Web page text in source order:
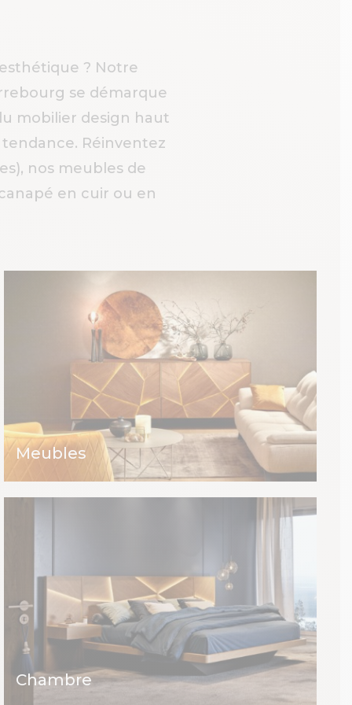
? Notre
se démarque
mobilier design haut
Réinventez
nos meubles de
en cuir ou en
Meubles
Chambre